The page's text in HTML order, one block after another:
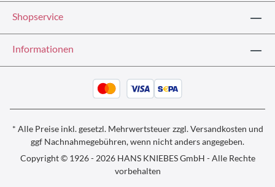
Shopservice
Informationen
* Alle Preise inkl. gesetzl. Mehrwertsteuer zzgl.Versandkosten und
ggf Nachnahmegebühren, wenn nicht anders angegeben.
Copyright © 1926 - 2026 HANS KNIEBES GmbH - Alle Rechte
vorbehalten